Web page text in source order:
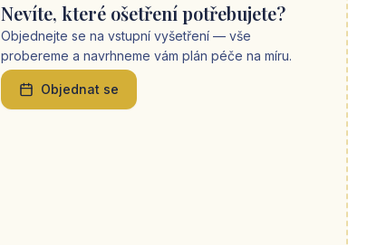
Nevíte, které ošetření potřebujete?
Objednejte se na vstupní vyšetření — vše
probereme a navrhneme vám plán péče na míru.
Objednat se